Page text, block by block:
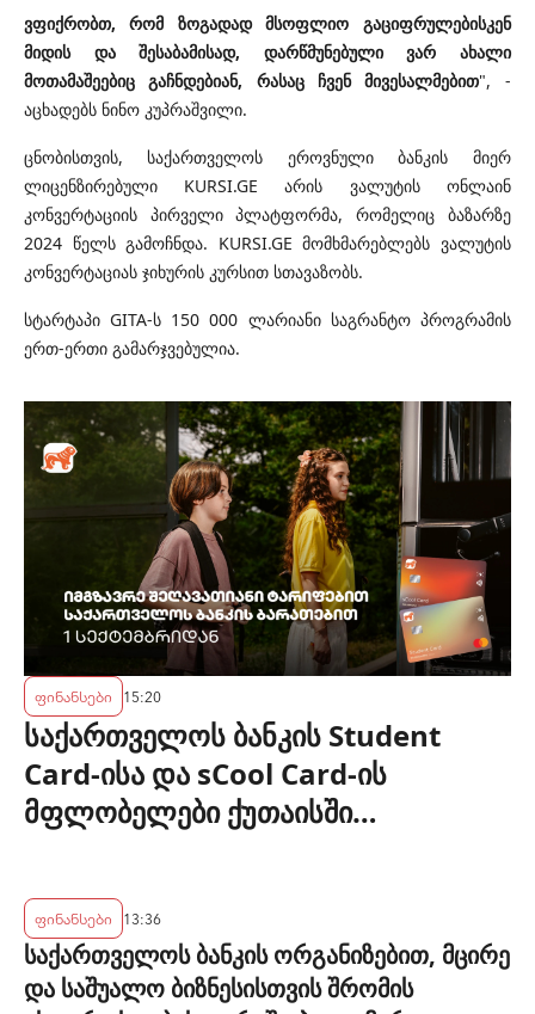
ვფიქრობთ, რომ ზოგადად მსოფლიო გაციფრულებისკენ
მიდის და შესაბამისად, დარწმუნებული ვარ ახალი
მოთამაშეებიც გაჩნდებიან, რასაც ჩვენ მივესალმებით", -
აცხადებს ნინო კუპრაშვილი.
ცნობისთვის, საქართველოს ეროვნული ბანკის მიერ
ლიცენზირებული KURSI.GE არის ვალუტის ონლაინ
კონვერტაციის პირველი პლატფორმა, რომელიც ბაზარზე
2024 წელს გამოჩნდა. KURSI.GE მომხმარებლებს ვალუტის
კონვერტაციას ჯიხურის კურსით სთავაზობს.
სტარტაპი GITA-ს 150 000 ლარიანი საგრანტო პროგრამის
ერთ-ერთი გამარჯვებულია.
ფინანსები 15:20
საქართველოს ბანკის Student
Card-ისა და sCool Card-ის
მფლობელები ქუთაისში
ტარიფით ისარგებლებენ
ფინანსები 13:36
საქართველოს ბანკის ორგანიზებით, მცირე
და საშუალო ბიზნესისთვის შრომის